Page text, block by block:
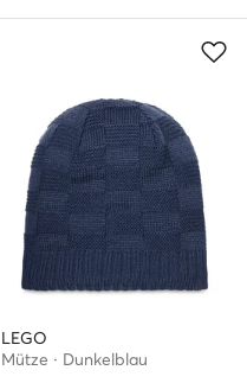
LEGO
Mütze · Dunkelblau